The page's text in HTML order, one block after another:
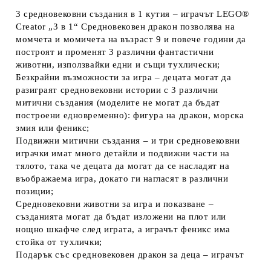
3 средновековни създания в 1 кутия – играчът LEGO®
Creator „3 в 1“ Средновековен дракон позволява на
момчета и момичета на възраст 9 и повече години да
построят и променят 3 различни фантастични
животни, използвайки едни и същи тухлически;
Безкрайни възможности за игра – децата могат да
разиграят средновековни истории с 3 различни
митични създания (моделите не могат да бъдат
построени едновременно): фигура на дракон, морска
змия или феникс;
Подвижни митични създания – и три средновековни
играчки имат много детайли и подвижни части на
тялото, така че децата да могат да се насладят на
въображаема игра, докато ги нагласят в различни
позиции;
Средновековни животни за игра и показване –
създанията могат да бъдат изложени на плот или
нощно шкафче след играта, а играчът феникс има
стойка от тухлички;
Подарък със средновековен дракон за деца – играчът